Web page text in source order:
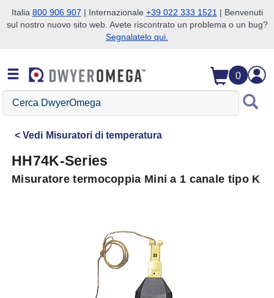
Salta alla ricerca
Salta al contenuto principale
Salta alla navigazione
Italia 800 906 907 | Internazionale +39 022 333 1521 | Benvenuti
sul nostro nuovo sito web. Avete riscontrato un problema o un bug?
Segnalatelo qui.
0
Cerca
DwyerOmega
Vedi Misuratori di temperatura
HH74K-Series
Misuratore termocoppia Mini a 1 canale tipo K